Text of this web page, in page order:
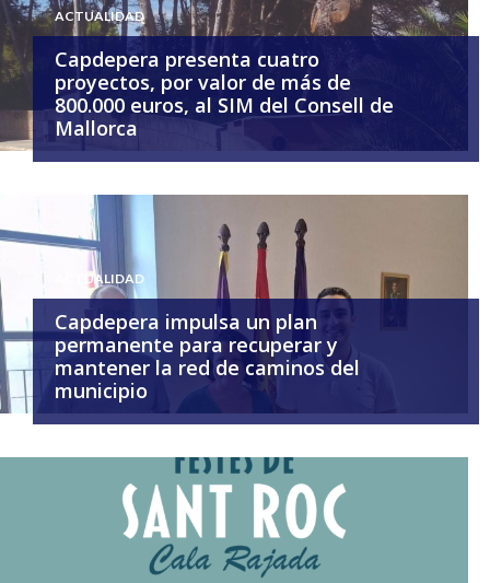
ACTUALIDAD
Capdepera presenta cuatro
proyectos, por valor de más de
800.000 euros, al SIM del Consell de
Mallorca
ACTUALIDAD
Capdepera impulsa un plan
permanente para recuperar y
mantener la red de caminos del
municipio